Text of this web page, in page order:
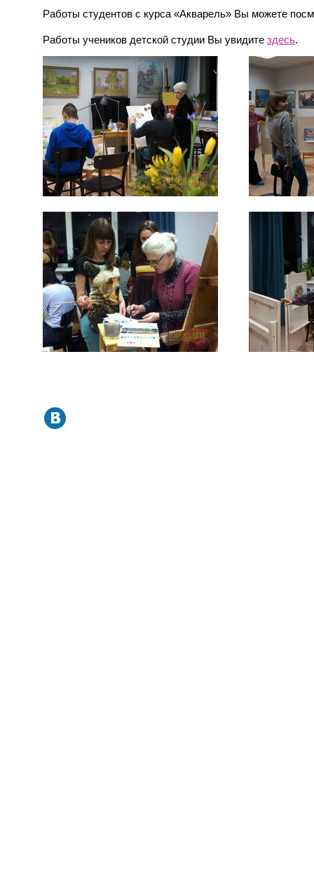
Работы студентов с курса «Акварель» Вы можете
Работы учеников детской студии Вы увидите здесь.